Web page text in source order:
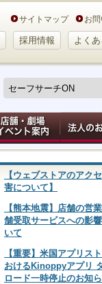
サイトマップ お
採用情報 よく
【ウェブストアのアク
害について】
【熊本地震】店舗の営
舗受取サービスへの影
いて
【重要】米国アプリス
おけるKinoppyアプリ
ロード一時停止のお知